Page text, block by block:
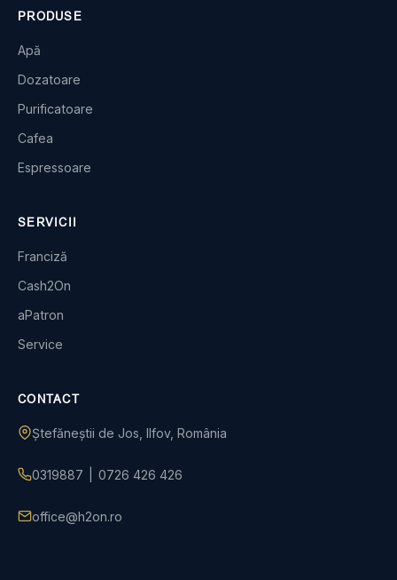
PRODUSE
Apă
Dozatoare
Purificatoare
Cafea
Espressoare
SERVICII
Franciză
Cash2On
aPatron
Service
CONTACT
Ștefăneștii de Jos, Ilfov, România
0319887 0726 426 426
office@h2on.ro